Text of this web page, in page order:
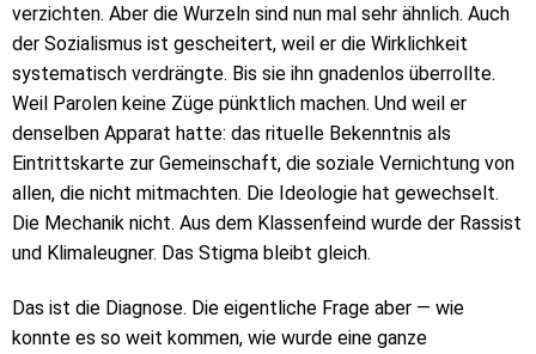
verzichten. Aber die Wurzeln sind nun mal sehr ähnlich. Auch
der Sozialismus ist gescheitert, weil er die Wirklichkeit
systematisch verdrängte. Bis sie ihn gnadenlos überrollte.
Weil Parolen keine Züge pünktlich machen. Und weil er
denselben Apparat hatte: das rituelle Bekenntnis als
Eintrittskarte zur Gemeinschaft, die soziale Vernichtung von
allen, die nicht mitmachten. Die Ideologie hat gewechselt.
Die Mechanik nicht. Aus dem Klassenfeind wurde der Rassist
und Klimaleugner. Das Stigma bleibt gleich.
Das ist die Diagnose. Die eigentliche Frage aber — wie
konnte es so weit kommen, wie wurde eine ganze